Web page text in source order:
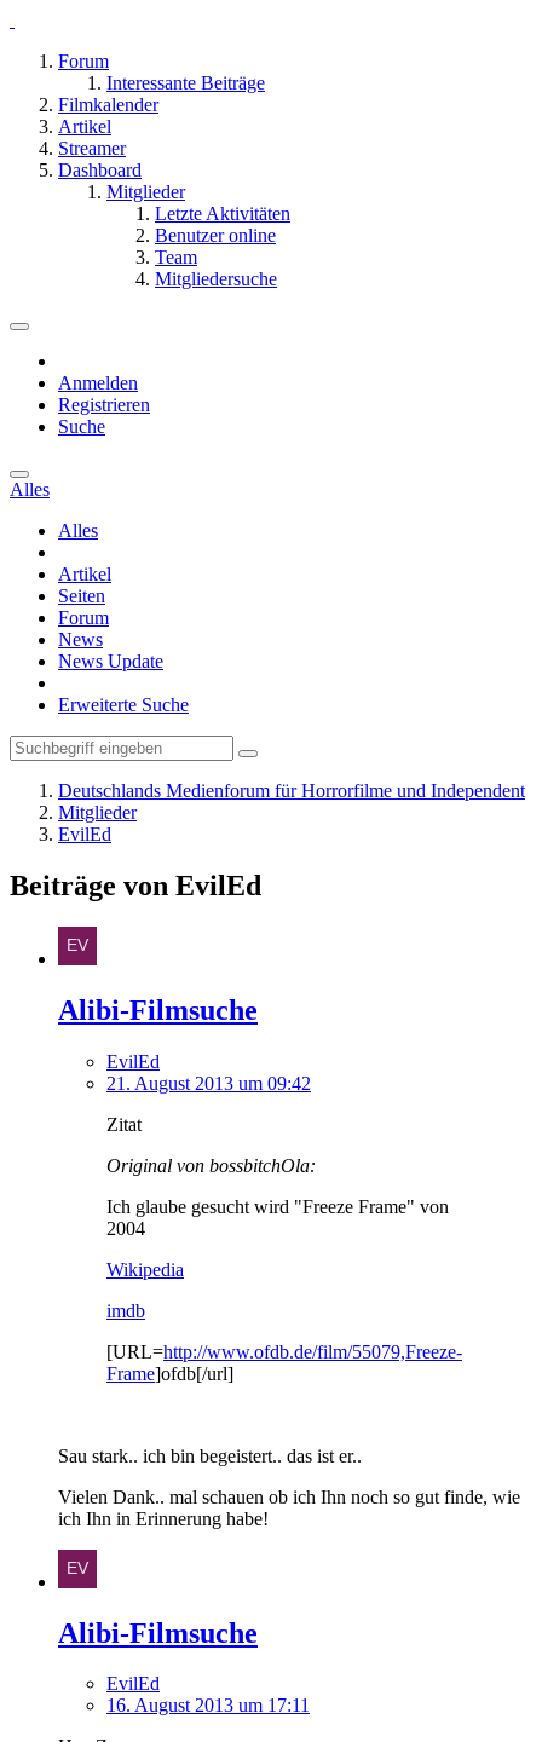
Forum
Interessante Beiträge
Filmkalender
Artikel
Streamer
Dashboard
Mitglieder
Letzte Aktivitäten
Benutzer online
Team
Mitgliedersuche
Anmelden
Registrieren
Suche
Alles
Alles
Artikel
Seiten
Forum
News
News Update
Erweiterte Suche
Deutschlands Medienforum für Horrorfilme und Independent
Mitglieder
EvilEd
Beiträge von EvilEd
Alibi-Filmsuche
EvilEd
21. August 2013 um 09:42
Zitat
Original von bossbitchOla:
Ich glaube gesucht wird "Freeze Frame" von
2004
Wikipedia
imdb
[URL=http://www.ofdb.de/film/55079,Freeze-
Frame]ofdb[/url]
Sau stark.. ich bin begeistert.. das ist er..
Vielen Dank.. mal schauen ob ich Ihn noch so gut finde, wie
ich Ihn in Erinnerung habe!
Alibi-Filmsuche
EvilEd
16. August 2013 um 17:11